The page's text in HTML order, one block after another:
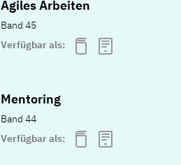
Agiles Arbeiten
Band 45
Verfügbar als:
Mentoring
Band 44
Verfügbar als: